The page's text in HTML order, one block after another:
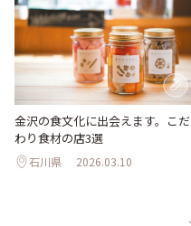
金沢の食文化に出会えます。こだ
わり食材の店3選
石川県 2026.03.10